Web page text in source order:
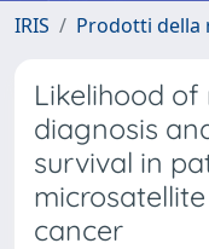
IRIS Prodotti della
Likelihood
diagnosis
survival in
cancer